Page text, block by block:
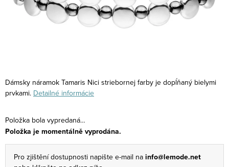
Dámsky náramok Tamaris Nici striebornej farby je dopĺňaný bielymi
prvkami. Detailné informácie
Položka bola vypredaná…
Položka je momentálně vyprodána.
Pro zjištění dostupnosti napište e-mail na info@lemode.net